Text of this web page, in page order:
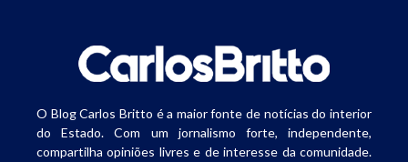
O Blog Carlos Britto é a maior fonte de notícias do interior
do Estado. Com um jornalismo forte, independente,
compartilha opiniões livres e de interesse da comunidade.